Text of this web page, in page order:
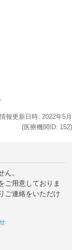
情報更新日時: 2022年5月
(医療機関ID: 152)
。
ご用意しておりま
ご連絡をいただけ